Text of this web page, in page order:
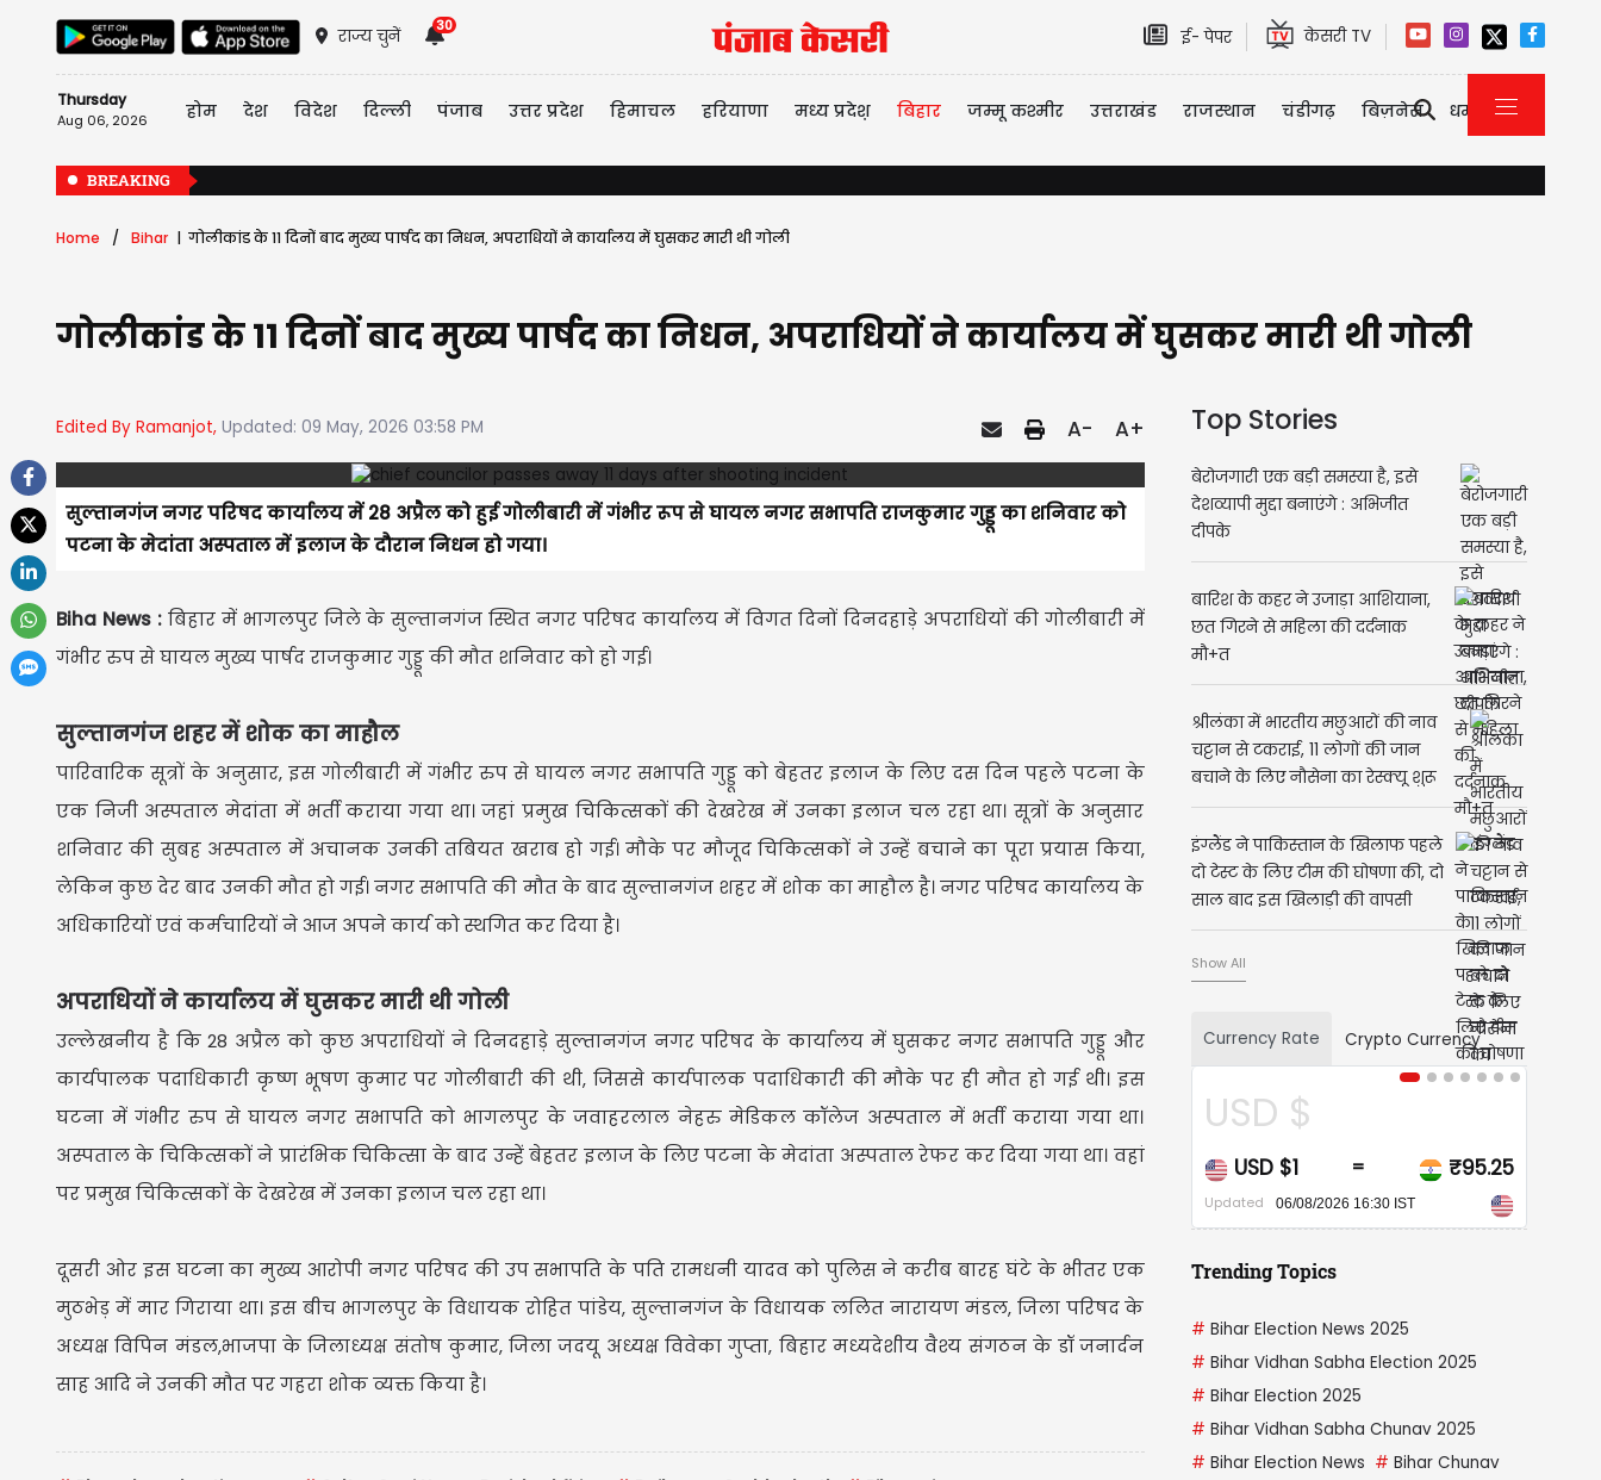
राज्य चुनें
30
ई- पेपर केसरी TV
Thursday
Aug 06, 2026 होम देश विदेश दिल्ली पंजाब उत्तर प्रदेश हिमाचल हरियाणा मध्य प्रदेश़ बिहार जम्मू कश्मीर उत्तराखंड राजस्थान चंडीगढ़ बिज़नेस धर्म
BREAKING
Home Bihar गोलीकांड के 11 दिनों बाद मुख्य पार्षद का निधन, अपराधियों ने कार्यालय में घुसकर मारी थी गोली
गोलीकांड के 11 दिनों बाद मुख्य पार्षद का निधन, अपराधियों ने कार्यालय में घुसकर मारी थी गोली
Edited By Ramanjot, Updated: 09 May, 2026 03:58 PM A- A+
सुल्तानगंज नगर परिषद कार्यालय में 28 अप्रैल को हुई गोलीबारी में गंभीर रूप से घायल नगर सभापति राजकुमार गुड्डू का शनिवार को
पटना के मेदांता अस्पताल में इलाज के दौरान निधन हो गया।
Biha News : बिहार में भागलपुर जिले के सुल्तानगंज स्थित नगर परिषद कार्यालय में विगत दिनों दिनदहाड़े अपराधियों की गोलीबारी में
गंभीर रुप से घायल मुख्य पार्षद राजकुमार गुड्डू की मौत शनिवार को हो गई।
सुल्तानगंज शहर में शोक का माहौल
पारिवारिक सूत्रों के अनुसार, इस गोलीबारी में गंभीर रुप से घायल नगर सभापति गुड्डू को बेहतर इलाज के लिए दस दिन पहले पटना के
एक निजी अस्पताल मेदांता में भर्ती कराया गया था। जहां प्रमुख चिकित्सकों की देखरेख में उनका इलाज चल रहा था। सूत्रों के अनुसार
शनिवार की सुबह अस्पताल में अचानक उनकी तबियत खराब हो गई। मौके पर मौजूद चिकित्सकों ने उन्हें बचाने का पूरा प्रयास किया,
लेकिन कुछ देर बाद उनकी मौत हो गई। नगर सभापति की मौत के बाद सुल्तानगंज शहर में शोक का माहौल है। नगर परिषद कार्यालय के
अधिकारियों एवं कर्मचारियों ने आज अपने कार्य को स्थगित कर दिया है।
अपराधियों ने कार्यालय में घुसकर मारी थी गोली
उल्लेखनीय है कि 28 अप्रैल को कुछ अपराधियों ने दिनदहाड़े सुल्तानगंज नगर परिषद के कार्यालय में घुसकर नगर सभापति गुड्डू और
कार्यपालक पदाधिकारी कृष्ण भूषण कुमार पर गोलीबारी की थी, जिससे कार्यपालक पदाधिकारी की मौके पर ही मौत हो गई थी। इस
घटना में गंभीर रुप से घायल नगर सभापति को भागलपुर के जवाहरलाल नेहरु मेडिकल कॉलेज अस्पताल में भर्ती कराया गया था।
अस्पताल के चिकित्सकों ने प्रारंभिक चिकित्सा के बाद उन्हें बेहतर इलाज के लिए पटना के मेदांता अस्पताल रेफर कर दिया गया था। वहां
पर प्रमुख चिकित्सकों के देखरेख में उनका इलाज चल रहा था।
दूसरी ओर इस घटना का मुख्य आरोपी नगर परिषद की उप सभापति के पति रामधनी यादव को पुलिस ने करीब बारह घंटे के भीतर एक
मुठभेड़ में मार गिराया था। इस बीच भागलपुर के विधायक रोहित पांडेय, सुल्तानगंज के विधायक ललित नारायण मंडल, जिला परिषद के
अध्यक्ष विपिन मंडल,भाजपा के जिलाध्यक्ष संतोष कुमार, जिला जदयू अध्यक्ष विवेका गुप्ता, बिहार मध्यदेशीय वैश्य संगठन के डॉ जनार्दन
साह आदि ने उनकी मौत पर गहरा शोक व्यक्त किया है।
Top Stories
बेरोजगारी एक बड़ी समस्या है, इसे
देशव्यापी मुद्दा बनाएंगे : अभिजीत
दीपके
बारिश के कहर ने उजाड़ा आशियाना,
छत गिरने से महिला की दर्दनाक
मौ+त
श्रीलंका में भारतीय मछुआरों की नाव
चट्टान से टकराई, 11 लोगों की जान
बचाने के लिए नौसेना का रेस्क्यू शुरू
इंग्लैंड ने पाकिस्तान के खिलाफ पहले
दो टेस्ट के लिए टीम की घोषणा की, दो
साल बाद इस खिलाड़ी की वापसी
Show All
Currency Rate Crypto Currency
USD $
USD $1 = ₹95.25
06/08/2026 16:30 IST
CAD $1
Updated 06/08/2026 16:30 IST
Trending Topics
# Bihar Election News 2025
# Bihar Vidhan Sabha Election 2025
# Bihar Election 2025
# Bihar Vidhan Sabha Chunav 2025
# Bihar Election News # Bihar Chunav